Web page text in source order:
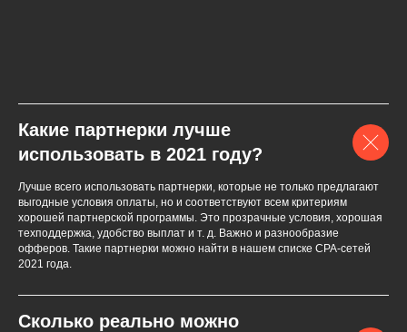
Какие партнерки лучше
использовать в 2021 году?
Лучше всего использовать партнерки, которые не только предлагают
выгодные условия оплаты, но и соответствуют всем критериям
хорошей партнерской программы. Это прозрачные условия, хорошая
техподдержка, удобство выплат и т. д. Важно и разнообразие
офферов. Такие партнерки можно найти в нашем списке СPA-сетей
2021 года.
Сколько реально можно